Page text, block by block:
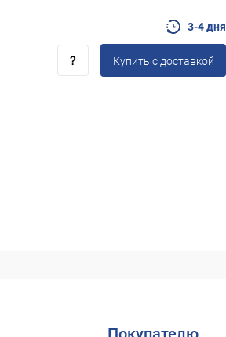
3-4 дня
Купить c доставкой